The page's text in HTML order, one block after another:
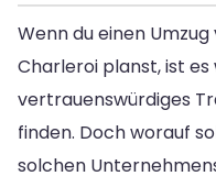
Wenn du einen
Charleroi planst, ist es
vertrauenswürdiges
finden. Doch worauf
solchen